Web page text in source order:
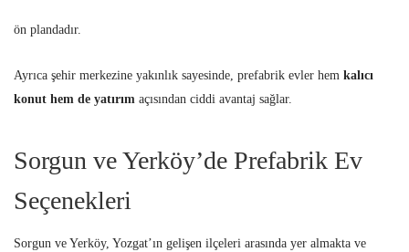
ön plandadır.
Ayrıca şehir merkezine yakınlık sayesinde, prefabrik evler hem kalıcı
konut hem de yatırım açısından ciddi avantaj sağlar.
Sorgun ve Yerköy’de Prefabrik Ev
Seçenekleri
Sorgun ve Yerköy, Yozgat’ın gelişen ilçeleri arasında yer almakta ve